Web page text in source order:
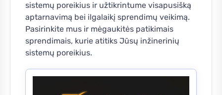
sistemų poreikius ir užtikrintume visapusišką
aptarnavimą bei ilgalaikį sprendimų veikimą.
Pasirinkite mus ir mėgaukitės patikimais
sprendimais, kurie atitiks Jūsų inžinerinių
sistemų poreikius.